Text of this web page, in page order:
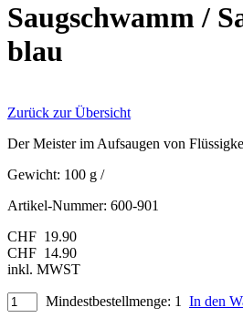
Saugschwamm /
blau
Zurück zur Übersicht
Der Meister im Aufsaugen von
Gewicht: 100 g /
Artikel-Nummer: 600-901
CHF 19.90
CHF 14.90
inkl. MWST
Mindestbestellmenge: 1 In den